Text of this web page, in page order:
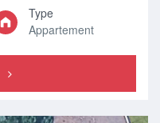
Type
Appartement